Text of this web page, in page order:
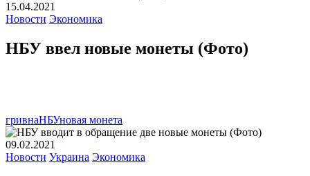
15.04.2021
Новости Экономика
НБУ ввел новые монеты (Фото)
гривнаНБУновая монета
09.02.2021
Новости Украина Экономика